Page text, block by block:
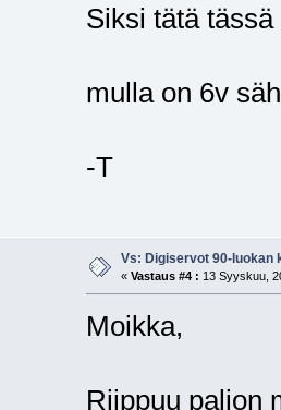
Siksi tätä
mulla on 6v
-T
Vs: Digiservot 90-luokan
« Vastaus #4 : 13 Syyskuu,
Moikka,
Riippuu paljon